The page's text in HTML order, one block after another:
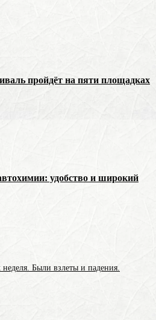
пройдёт на пяти площадках
удобство и широкий
Были взлеты и падения.